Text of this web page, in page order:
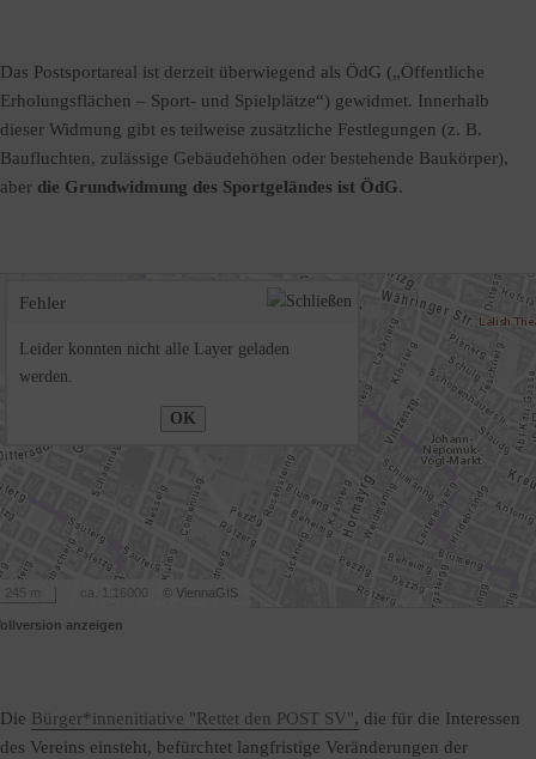
Das Postsportareal ist derzeit überwiegend als ÖdG („Öffentliche
Erholungsflächen – Sport- und Spielplätze“) gewidmet. Innerhalb
dieser Widmung gibt es teilweise zusätzliche Festlegungen (z. B.
Baufluchten, zulässige Gebäudehöhen oder bestehende Baukörper),
aber die Grundwidmung des Sportgeländes ist ÖdG.
Fehler
Leider konnten nicht alle Layer geladen
werden.
245 m ca. 1:16000 © ViennaGIS
anzeigen
Die Bürger*innenitiative "Rettet den POST SV", die für die Interessen
des Vereins einsteht, befürchtet langfristige Veränderungen der